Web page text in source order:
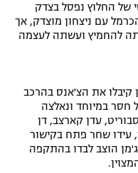
של החלוץ נפסל בצדק
מהכרמל עם ניצחון מוצדק, אך
להחמיץ ועשתה לעצמה
קיבלו את הצ'אנס בהרכב
חסר במיוחד ונאלצה
עדן קארצב, דן
עידו שחר פתח בקישור
הוצב לבדו בהתקפה